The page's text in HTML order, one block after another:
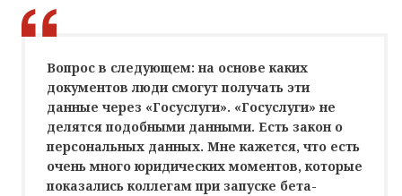
Вопрос в следующем: на основе каких
документов люди смогут получать эти
данные через «Госуслуги». «Госуслуги» не
делятся подобными данными. Есть закон о
персональных данных. Мне кажется, что есть
очень много юридических моментов, которые
показались коллегам при запуске бета-